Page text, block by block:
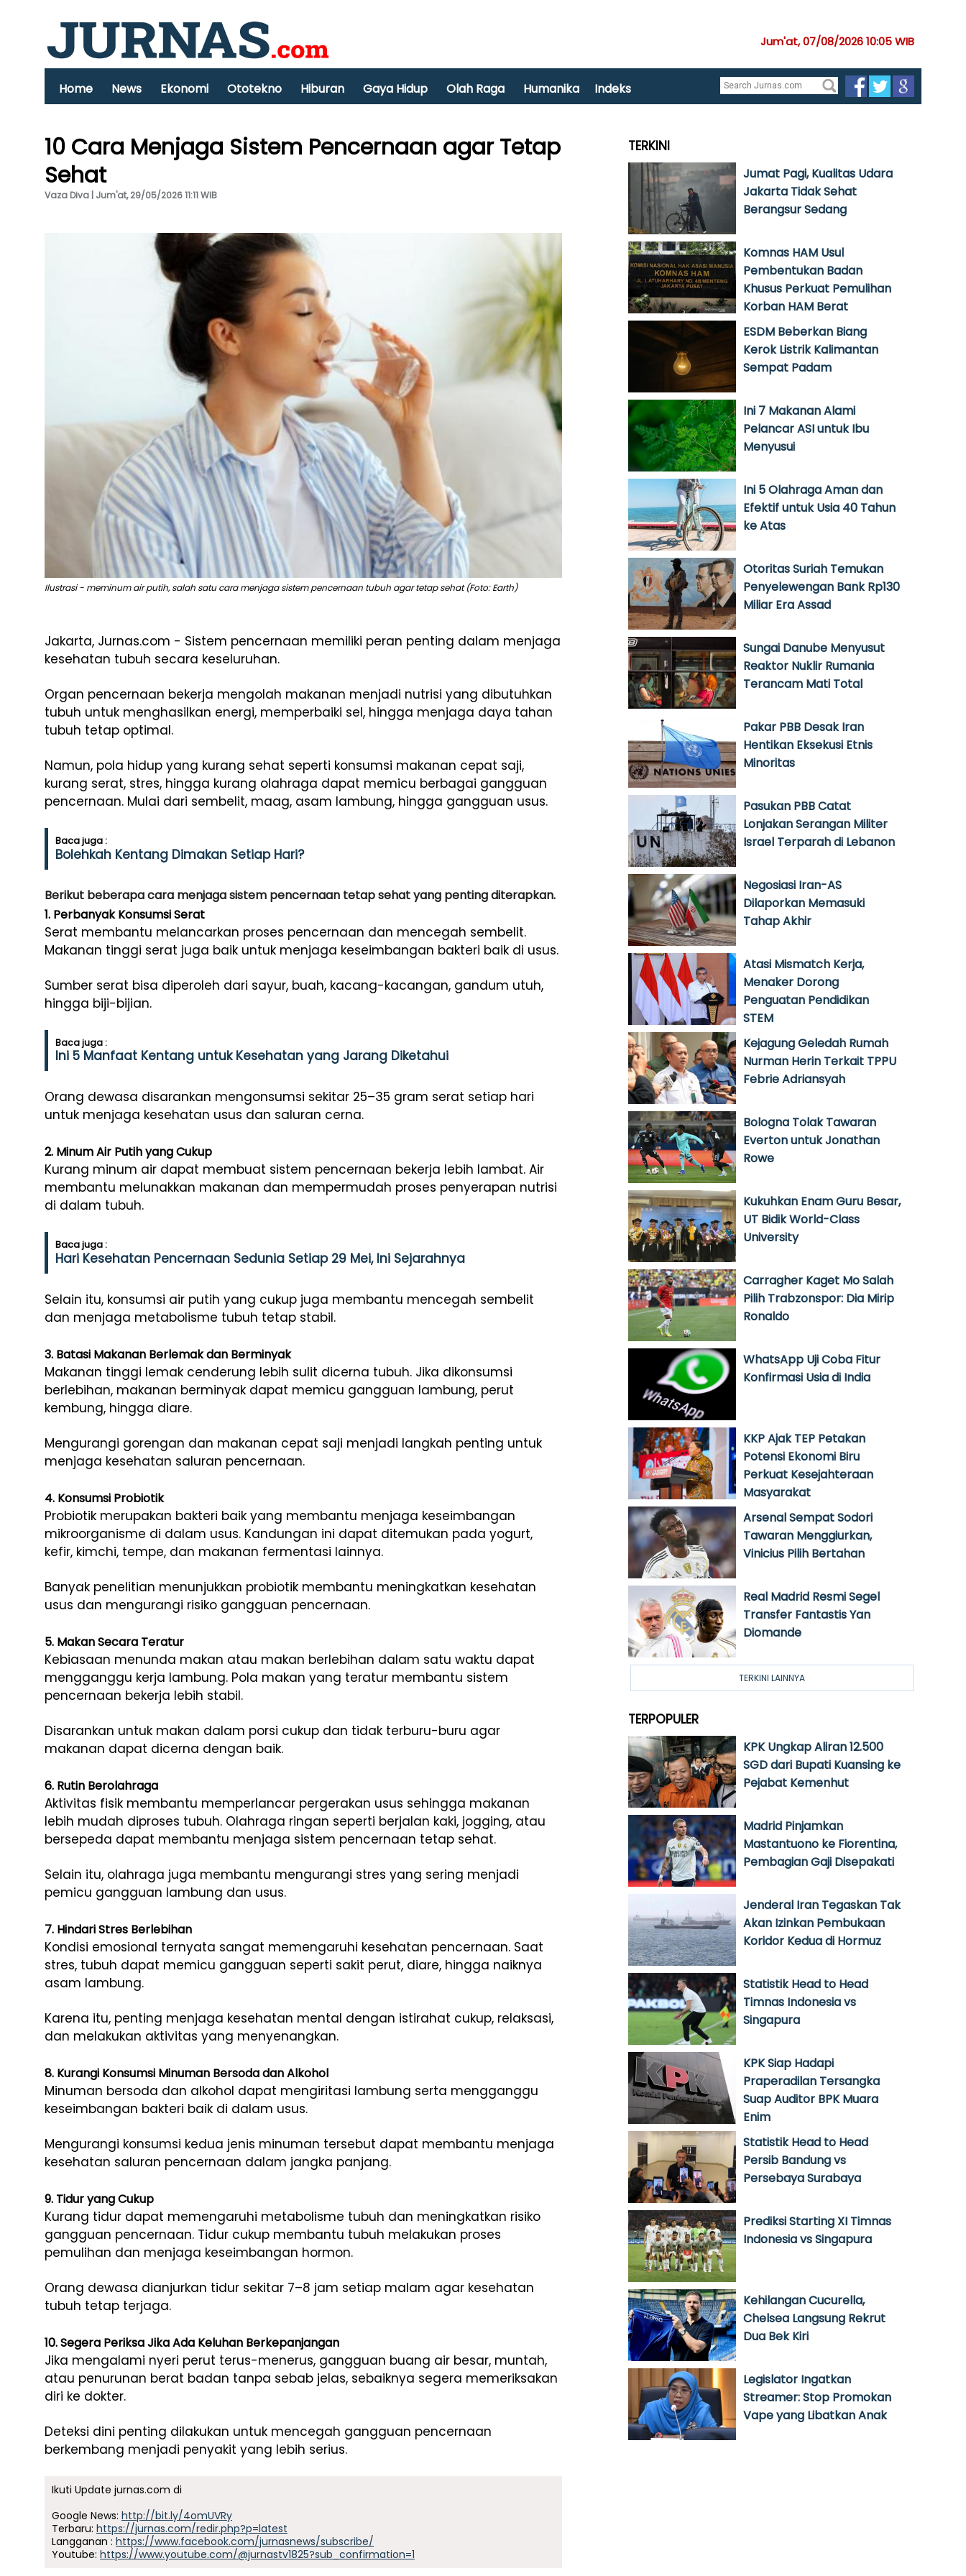
Jum'at, 07/08/2026 10:05 WIB
Home News Ekonomi Ototekno Hiburan Gaya Hidup Olah Raga Humanika Indeks
10 Cara Menjaga Sistem Pencernaan agar Tetap
Sehat
Vaza Diva | Jum'at, 29/05/2026 11:11 WIB
Ilustrasi - meminum air putih, salah satu cara menjaga sistem pencernaan tubuh agar tetap sehat (Foto: Earth)
Jakarta, Jurnas.com - Sistem pencernaan memiliki peran penting dalam menjaga
kesehatan tubuh secara keseluruhan.
Organ pencernaan bekerja mengolah makanan menjadi nutrisi yang dibutuhkan
tubuh untuk menghasilkan energi, memperbaiki sel, hingga menjaga daya tahan
tubuh tetap optimal.
Namun, pola hidup yang kurang sehat seperti konsumsi makanan cepat saji,
kurang serat, stres, hingga kurang olahraga dapat memicu berbagai gangguan
pencernaan. Mulai dari sembelit, maag, asam lambung, hingga gangguan usus.
Baca juga :
Bolehkah Kentang Dimakan Setiap Hari?
Berikut beberapa cara menjaga sistem pencernaan tetap sehat yang penting diterapkan.
1. Perbanyak Konsumsi Serat
Serat membantu melancarkan proses pencernaan dan mencegah sembelit.
Makanan tinggi serat juga baik untuk menjaga keseimbangan bakteri baik di usus.
Sumber serat bisa diperoleh dari sayur, buah, kacang-kacangan, gandum utuh,
hingga biji-bijian.
Baca juga :
Ini 5 Manfaat Kentang untuk Kesehatan yang Jarang Diketahui
Orang dewasa disarankan mengonsumsi sekitar 25–35 gram serat setiap hari
untuk menjaga kesehatan usus dan saluran cerna.
2. Minum Air Putih yang Cukup
Kurang minum air dapat membuat sistem pencernaan bekerja lebih lambat. Air
membantu melunakkan makanan dan mempermudah proses penyerapan nutrisi
di dalam tubuh.
Baca juga :
Hari Kesehatan Pencernaan Sedunia Setiap 29 Mei, Ini Sejarahnya
Selain itu, konsumsi air putih yang cukup juga membantu mencegah sembelit
dan menjaga metabolisme tubuh tetap stabil.
3. Batasi Makanan Berlemak dan Berminyak
Makanan tinggi lemak cenderung lebih sulit dicerna tubuh. Jika dikonsumsi
berlebihan, makanan berminyak dapat memicu gangguan lambung, perut
kembung, hingga diare.
Mengurangi gorengan dan makanan cepat saji menjadi langkah penting untuk
menjaga kesehatan saluran pencernaan.
4. Konsumsi Probiotik
Probiotik merupakan bakteri baik yang membantu menjaga keseimbangan
mikroorganisme di dalam usus. Kandungan ini dapat ditemukan pada yogurt,
kefir, kimchi, tempe, dan makanan fermentasi lainnya.
Banyak penelitian menunjukkan probiotik membantu meningkatkan kesehatan
usus dan mengurangi risiko gangguan pencernaan.
5. Makan Secara Teratur
Kebiasaan menunda makan atau makan berlebihan dalam satu waktu dapat
mengganggu kerja lambung. Pola makan yang teratur membantu sistem
pencernaan bekerja lebih stabil.
Disarankan untuk makan dalam porsi cukup dan tidak terburu-buru agar
makanan dapat dicerna dengan baik.
6. Rutin Berolahraga
Aktivitas fisik membantu memperlancar pergerakan usus sehingga makanan
lebih mudah diproses tubuh. Olahraga ringan seperti berjalan kaki, jogging, atau
bersepeda dapat membantu menjaga sistem pencernaan tetap sehat.
Selain itu, olahraga juga membantu mengurangi stres yang sering menjadi
pemicu gangguan lambung dan usus.
7. Hindari Stres Berlebihan
Kondisi emosional ternyata sangat memengaruhi kesehatan pencernaan. Saat
stres, tubuh dapat memicu gangguan seperti sakit perut, diare, hingga naiknya
asam lambung.
Karena itu, penting menjaga kesehatan mental dengan istirahat cukup, relaksasi,
dan melakukan aktivitas yang menyenangkan.
8. Kurangi Konsumsi Minuman Bersoda dan Alkohol
Minuman bersoda dan alkohol dapat mengiritasi lambung serta mengganggu
keseimbangan bakteri baik di dalam usus.
Mengurangi konsumsi kedua jenis minuman tersebut dapat membantu menjaga
kesehatan saluran pencernaan dalam jangka panjang.
9. Tidur yang Cukup
Kurang tidur dapat memengaruhi metabolisme tubuh dan meningkatkan risiko
gangguan pencernaan. Tidur cukup membantu tubuh melakukan proses
pemulihan dan menjaga keseimbangan hormon.
Orang dewasa dianjurkan tidur sekitar 7–8 jam setiap malam agar kesehatan
tubuh tetap terjaga.
10. Segera Periksa Jika Ada Keluhan Berkepanjangan
Jika mengalami nyeri perut terus-menerus, gangguan buang air besar, muntah,
atau penurunan berat badan tanpa sebab jelas, sebaiknya segera memeriksakan
diri ke dokter.
Deteksi dini penting dilakukan untuk mencegah gangguan pencernaan
berkembang menjadi penyakit yang lebih serius.
Ikuti Update jurnas.com di
Google News: http://bit.ly/4omUVRy
Terbaru: https://jurnas.com/redir.php?p=latest
Langganan : https://www.facebook.com/jurnasnews/subscribe/
Youtube: https://www.youtube.com/@jurnastv1825?sub_confirmation=1
TERKINI
Jumat Pagi, Kualitas Udara
Jakarta Tidak Sehat
Berangsur Sedang
Komnas HAM Usul
Pembentukan Badan
Khusus Perkuat Pemulihan
Korban HAM Berat
ESDM Beberkan Biang
Kerok Listrik Kalimantan
Sempat Padam
Ini 7 Makanan Alami
Pelancar ASI untuk Ibu
Menyusui
Ini 5 Olahraga Aman dan
Efektif untuk Usia 40 Tahun
ke Atas
Otoritas Suriah Temukan
Penyelewengan Bank Rp130
Miliar Era Assad
Sungai Danube Menyusut
Reaktor Nuklir Rumania
Terancam Mati Total
Pakar PBB Desak Iran
Hentikan Eksekusi Etnis
Minoritas
Pasukan PBB Catat
Lonjakan Serangan Militer
Israel Terparah di Lebanon
Negosiasi Iran-AS
Dilaporkan Memasuki
Tahap Akhir
Atasi Mismatch Kerja,
Menaker Dorong
Penguatan Pendidikan
STEM
Kejagung Geledah Rumah
Nurman Herin Terkait TPPU
Febrie Adriansyah
Bologna Tolak Tawaran
Everton untuk Jonathan
Rowe
Kukuhkan Enam Guru Besar,
UT Bidik World-Class
University
Carragher Kaget Mo Salah
Pilih Trabzonspor: Dia Mirip
Ronaldo
WhatsApp Uji Coba Fitur
Konfirmasi Usia di India
KKP Ajak TEP Petakan
Potensi Ekonomi Biru
Perkuat Kesejahteraan
Masyarakat
Arsenal Sempat Sodori
Tawaran Menggiurkan,
Vinicius Pilih Bertahan
Real Madrid Resmi Segel
Transfer Fantastis Yan
Diomande
TERKINI LAINNYA
TERPOPULER
KPK Ungkap Aliran 12.500
SGD dari Bupati Kuansing ke
Pejabat Kemenhut
Madrid Pinjamkan
Mastantuono ke Fiorentina,
Pembagian Gaji Disepakati
Jenderal Iran Tegaskan Tak
Akan Izinkan Pembukaan
Koridor Kedua di Hormuz
Statistik Head to Head
Timnas Indonesia vs
Singapura
KPK Siap Hadapi
Praperadilan Tersangka
Suap Auditor BPK Muara
Enim
Statistik Head to Head
Persib Bandung vs
Persebaya Surabaya
Prediksi Starting XI Timnas
Indonesia vs Singapura
Kehilangan Cucurella,
Chelsea Langsung Rekrut
Dua Bek Kiri
Legislator Ingatkan
Streamer: Stop Promokan
Vape yang Libatkan Anak